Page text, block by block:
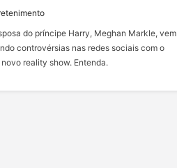
do príncipe Harry, Meghan Markle, vem
controvérsias nas redes sociais com o
reality show. Entenda.